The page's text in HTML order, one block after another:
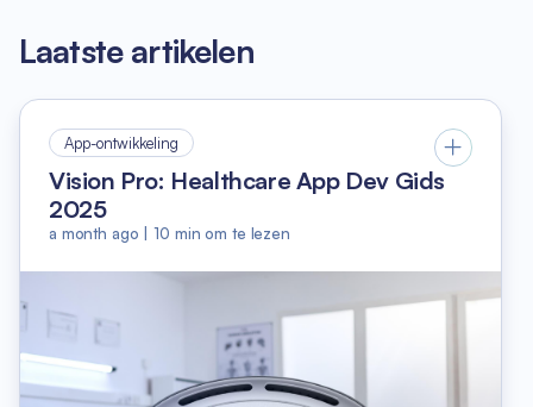
Laatste artikelen
App-ontwikkeling
Vision Pro: Healthcare App Dev Gids
2025
a month ago |10 min om te lezen